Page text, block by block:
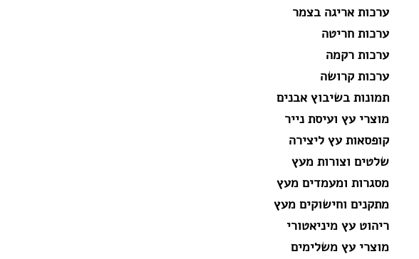
ערכות אריגה בצמר
ערכות חריטה
ערכות רקמה
ערכות קרושה
תמונות בשיבוץ אבנים
מוצרי עץ ועיסת נייר
קופסאות עץ ליצירה
שלטים וצורות מעץ
מסגרות ומעמדים מעץ
מתקנים וחישוקים מעץ
ריהוט עץ מיניאטורי
מוצרי עץ משלימים